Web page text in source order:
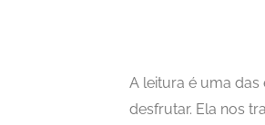
A leitura é uma
desfrutar. Ela nos